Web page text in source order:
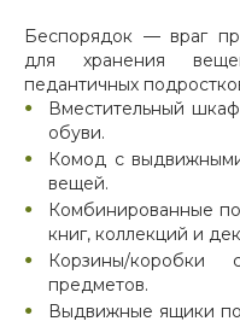
Беспорядок — враг
для хранения
педантичных
Вместительный
обуви.
Комод с
вещей.
Комбинированные
книг, коллекций и
Корзины/
предметов.
Выдвижные ящики